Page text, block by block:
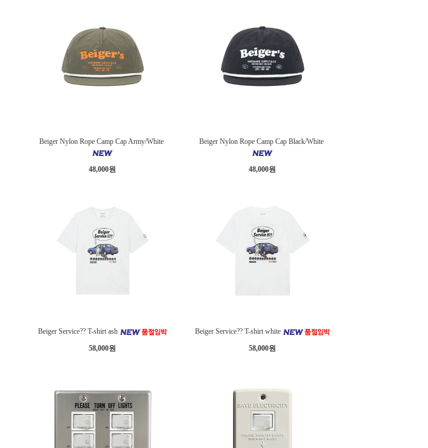
Beiger Nylon Rope Camp Cap Army/White
48,000원
Beiger Nylon Rope Camp Cap Black/White
48,000원
Beiger Service?? T-shirt ash
58,000원
Beiger Service?? T-shirt white
58,000원